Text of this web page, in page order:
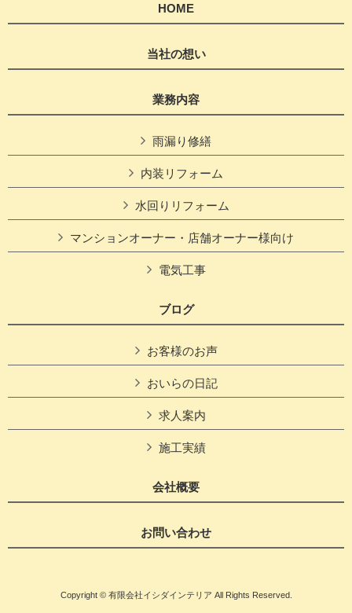
HOME
当社の想い
業務内容
雨漏り修繕
内装リフォーム
水回りリフォーム
マンションオーナー・店舗オーナー様向け
電気工事
ブログ
お客様のお声
おいらの日記
求人案内
施工実績
会社概要
お問い合わせ
Copyright © 有限会社イシダインテリア All Rights Reserved.